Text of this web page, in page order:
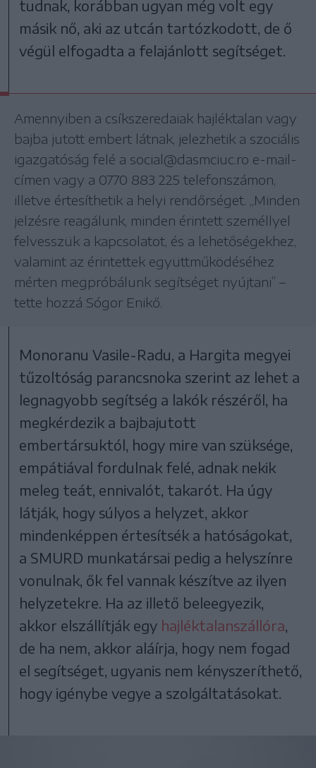
tudnak, korábban ugyan még volt egy
másik nő, aki az utcán tartózkodott, de ő
végül elfogadta a felajánlott segítséget.
Amennyiben a csíkszeredaiak hajléktalan vagy
bajba jutott embert látnak, jelezhetik a szociális
igazgatóság felé a social@dasmciuc.ro e-mail-
címen vagy a 0770 883 225 telefonszámon,
illetve értesíthetik a helyi rendőrséget. „Minden
jelzésre reagálunk, minden érintett személlyel
felvesszük a kapcsolatot, és a lehetőségekhez,
valamint az érintettek együttműködéséhez
mérten megpróbálunk segítséget nyújtani” –
tette hozzá Sógor Enikő.
Monoranu Vasile-Radu, a Hargita megyei
tűzoltóság parancsnoka szerint az lehet a
legnagyobb segítség a lakók részéről, ha
megkérdezik a bajbajutott
embertársuktól, hogy mire van szüksége,
empátiával fordulnak felé, adnak nekik
meleg teát, ennivalót, takarót. Ha úgy
látják, hogy súlyos a helyzet, akkor
mindenképpen értesítsék a hatóságokat,
a SMURD munkatársai pedig a helyszínre
vonulnak, ők fel vannak készítve az ilyen
helyzetekre. Ha az illető beleegyezik,
akkor elszállítják egy hajléktalanszállóra,
de ha nem, akkor aláírja, hogy nem fogad
el segítséget, ugyanis nem kényszeríthető,
hogy igénybe vegye a szolgáltatásokat.